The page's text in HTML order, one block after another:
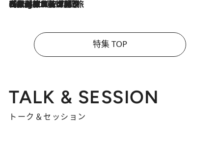
2026.8.4
【厳選旅コスメ】「紫外線＆乾燥対策しながらメイク感も！」ヘア＆メイクGeorgeが選んだ夏旅ベストコスメを発表！【Mサイズジップ】
特集 TOP
TALK & SESSION
トーク＆セッション